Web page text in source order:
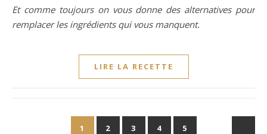
Et comme toujours on vous donne des alternatives pour
remplacer les ingrédients qui vous manquent.
LIRE LA RECETTE
1 2 3 4 5